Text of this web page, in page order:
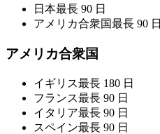
日本最長 90 日
アメリカ合衆国最長 90 日
アメリカ合衆国
イギリス最長 180 日
フランス最長 90 日
イタリア最長 90 日
スペイン最長 90 日